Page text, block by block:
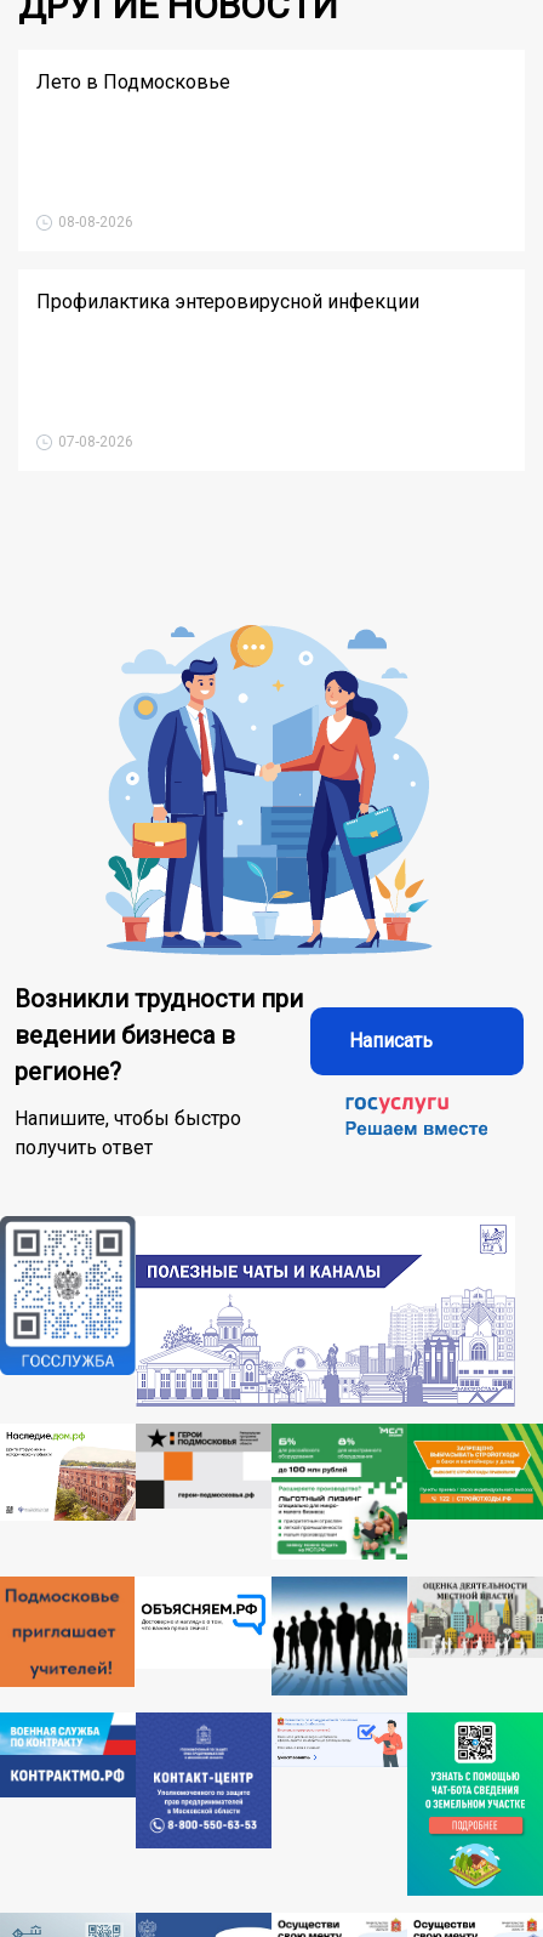
Лето в Подмосковье
08-08-2026
Профилактика энтеровирусной инфекции
07-08-2026
Возникли трудности при
ведении бизнеса в
регионе?
Напишите, чтобы быстро
получить ответ
Написать